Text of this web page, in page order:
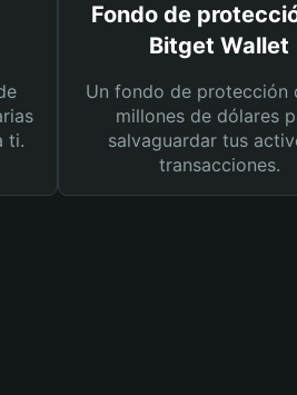
ti.
Fondo de
Bitget Wallet
Un fondo de protección
millones de dólares
salvaguardar tus
transacciones.